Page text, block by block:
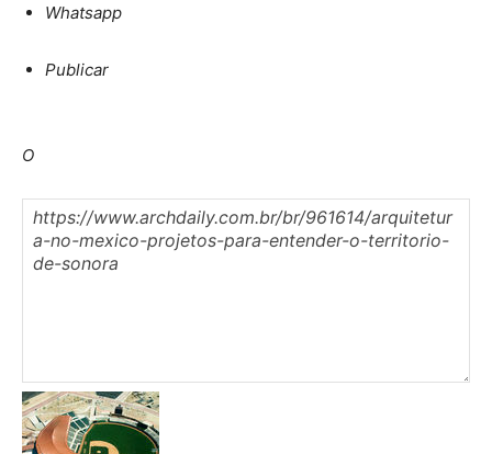
Whatsapp
Publicar
O